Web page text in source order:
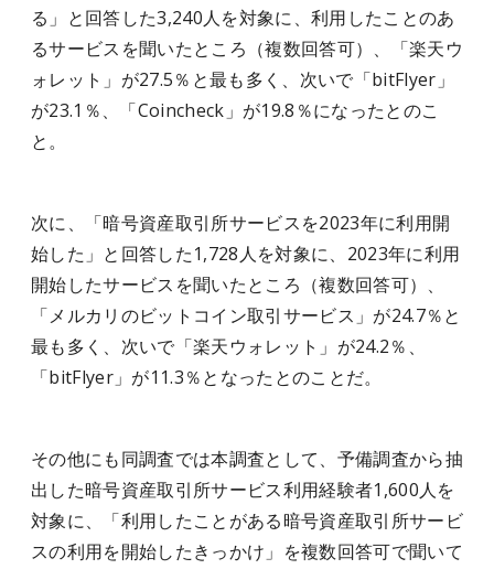
る」と回答した3,240人を対象に、利用したことのあ
るサービスを聞いたところ（複数回答可）、「楽天ウ
ォレット」が27.5％と最も多く、次いで「bitFlyer」
が23.1％、「Coincheck」が19.8％になったとのこ
と。
次に、「暗号資産取引所サービスを2023年に利用開
始した」と回答した1,728人を対象に、2023年に利用
開始したサービスを聞いたところ（複数回答可）、
「メルカリのビットコイン取引サービス」が24.7％と
最も多く、次いで「楽天ウォレット」が24.2％、
「bitFlyer」が11.3％となったとのことだ。
その他にも同調査では本調査として、予備調査から抽
出した暗号資産取引所サービス利用経験者1,600人を
対象に、「利用したことがある暗号資産取引所サービ
スの利用を開始したきっかけ」を複数回答可で聞いて